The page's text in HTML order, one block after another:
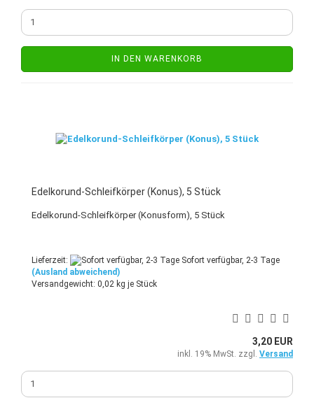
IN DEN WARENKORB
Edelkorund-Schleifkörper (Konus), 5 Stück
Edelkorund-Schleifkörper (Konusform), 5 Stück
Lieferzeit:
Sofort verfügbar, 2-3 Tage
(Ausland abweichend)
Versandgewicht: 0,02 kg je Stück
3,20 EUR
inkl. 19% MwSt. zzgl. Versand